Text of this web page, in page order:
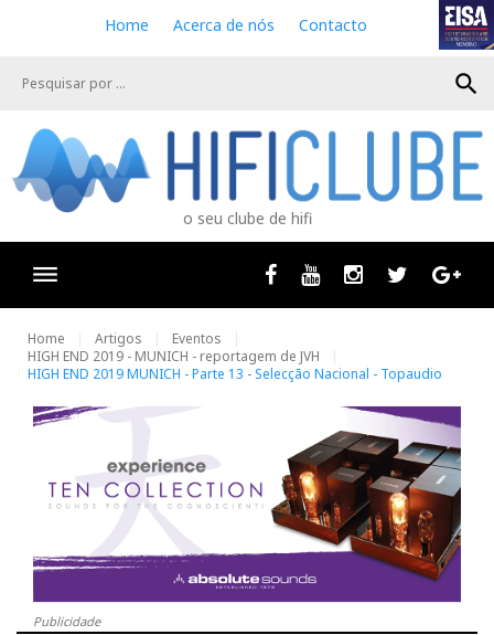
e
Home Acerca de nós Contacto
search
o seu clube de hifi
Facebook
Youtube InstagramTwitter
Home Artigos
Eventos
HIGH END 2019 - MUNICH - reportagem de JVH
HIGH END 2019 MUNICH - Parte 13 - Selecção Nacional - Topaudio
Publicidade